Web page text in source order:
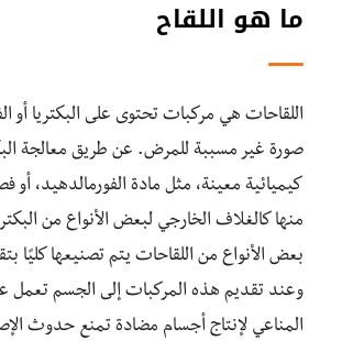
ما هو اللقاح
اللقاحات هي مركبات تحتوى على البكتريا أو
صورة غير مسببة للمرض. عن طريق معالجة
كيميائية معينة، مثل مادة الفورمالدهيد، أو
منها كالغلاف الخارجي لبعض الأنواع من
وعند تقديم هذه المركبات إلى الجسم تعمل
المناعي لإنتاج أجسام مضادة تمنع حدوث